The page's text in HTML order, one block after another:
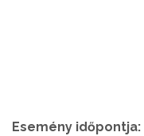
Esemény időpontja: